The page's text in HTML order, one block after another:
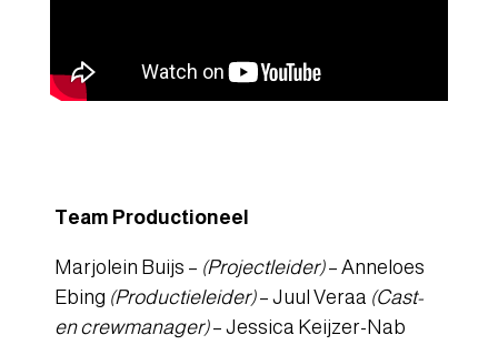
Team Productioneel
Marjolein Buijs – (Projectleider)– Anneloes
Ebing (Productieleider)– Juul Veraa (Cast-
en crewmanager)– Jessica Keijzer-Nab